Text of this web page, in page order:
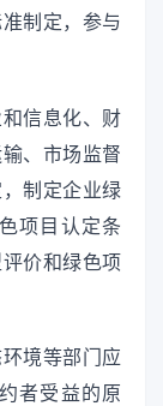
制定，参与
信息化、财
、市场监督
制定企业绿
项目认定条
价和绿色项
境等部门应
者受益的原